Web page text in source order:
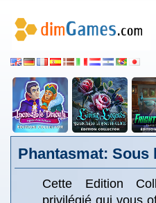
Phantasmat:
Cette Edition
privilégié qui vous